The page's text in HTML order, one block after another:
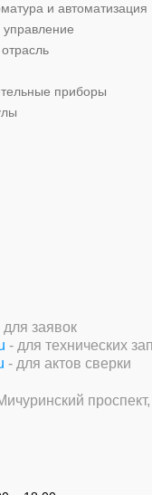
и автоматизация
приборы
для заявок
- для технических
- для актов сверки